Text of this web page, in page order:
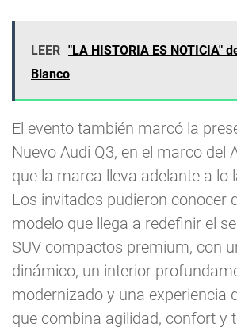
LEER "LA HISTORIA ES NOTICIA"
Blanco
El evento también marcó la
Nuevo Audi Q3, en el marco del
que la marca lleva adelante a lo
Los invitados pudieron conocer
modelo que llega a redefinir el
SUV compactos premium, con
dinámico, un interior
modernizado y una experiencia
que combina agilidad, confort y